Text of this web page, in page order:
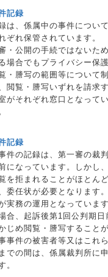
記録
は、係属中の事件につい
ぞれ保管されています。
・公開の手続ではないた
場合でもプライバシー保
・謄写の範囲等について
閲覧・謄写いずれを請求
がそれぞれ窓口となって
記録
件の記録は、第一審の裁
になっています。しかし
を拒まれることがほとん
委任状が必要となります
実務の運用となっています
合、起訴後第1回公判期
じめ閲覧・謄写すること
事件の被害者等又はこれ
での間は、係属裁判所に
。